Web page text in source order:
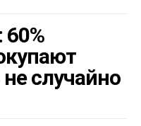
случайно